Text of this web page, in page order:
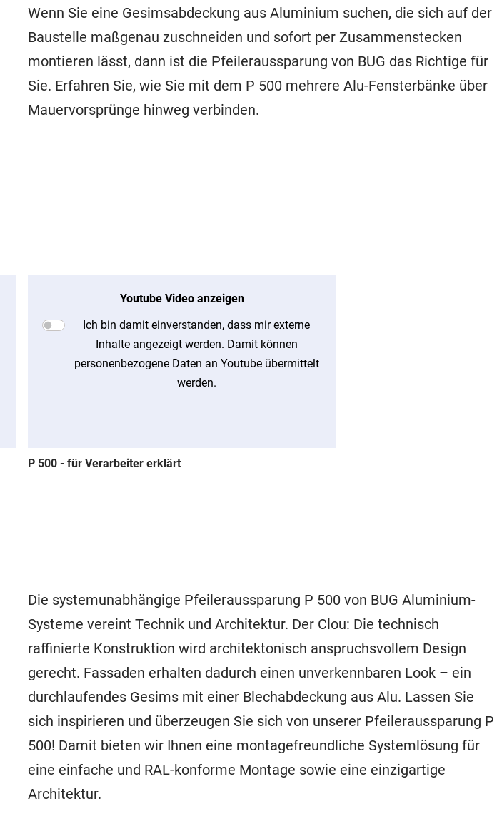
Wenn Sie eine Gesimsabdeckung aus Aluminium suchen, die sich auf der
Baustelle maßgenau zuschneiden und sofort per Zusammenstecken
montieren lässt, dann ist die Pfeileraussparung von BUG das Richtige für
Sie. Erfahren Sie, wie Sie mit dem P 500 mehrere Alu-Fensterbänke über
Mauervorsprünge hinweg verbinden.
Youtube Video anzeigen
Ich bin damit einverstanden, dass mir externe
Inhalte angezeigt werden. Damit können
personenbezogene Daten an Youtube übermittelt
werden.
P 500 - für Verarbeiter erklärt
Die systemunabhängige Pfeileraussparung P 500 von BUG Aluminium-
Systeme vereint Technik und Architektur. Der Clou: Die technisch
raffinierte Konstruktion wird architektonisch anspruchsvollem Design
gerecht. Fassaden erhalten dadurch einen unverkennbaren Look – ein
durchlaufendes Gesims mit einer Blechabdeckung aus Alu. Lassen Sie
sich inspirieren und überzeugen Sie sich von unserer Pfeileraussparung P
500! Damit bieten wir Ihnen eine montagefreundliche Systemlösung für
eine einfache und RAL-konforme Montage sowie eine einzigartige
Architektur.